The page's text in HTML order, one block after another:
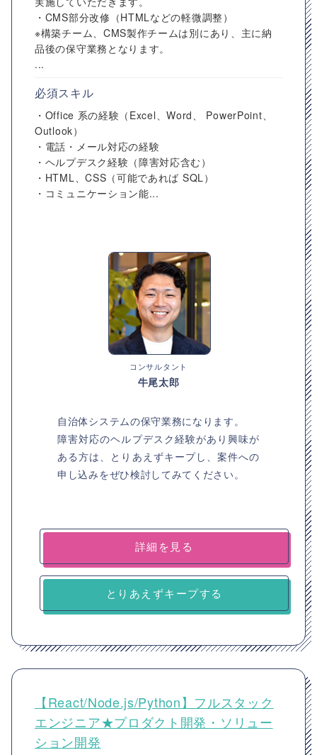
・CMS部分改修（HTMLなどの軽微調整）
※構築チーム、CMS製作チームは別にあり、主に納
品後の保守業務となります。
...
必須スキル
・Office 系の経験（Excel、Word、 PowerPoint、
Outlook）
・電話・メール対応の経験
・ヘルプデスク経験（障害対応含む）
・HTML、CSS（可能であれば SQL）
・コミュニケーション能...
コンサルタント
牛尾太郎
自治体システムの保守業務になります。
障害対応のヘルプデスク経験があり興味が
ある方は、とりあえずキープし、案件への
申し込みをぜひ検討してみてください。
詳細を見る
とりあえずキープする
【React/Node.js/Python】フルスタック
エンジニア★プロダクト開発・ソリュー
ション開発